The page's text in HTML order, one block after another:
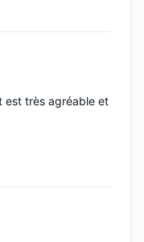
est très agréable et